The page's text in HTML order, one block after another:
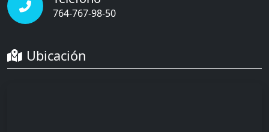
764-767-98-50
Ubicación